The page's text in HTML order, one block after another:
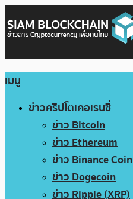
เมนู
ข่าวคริปโตเคอเรนซี่
ข่าว Bitcoin
ข่าว Ethereum
ข่าว Binance Coin
ข่าว Dogecoin
ข่าว Ripple (XRP)